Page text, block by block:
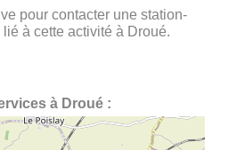
pour contacter une station-
à cette activité à Droué.
à Droué :